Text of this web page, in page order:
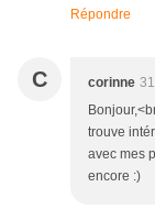
Répondre
C corinne
trouve
avec mes
encore :)